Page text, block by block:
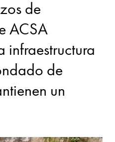
de
ACSA
infraestructura
de
un